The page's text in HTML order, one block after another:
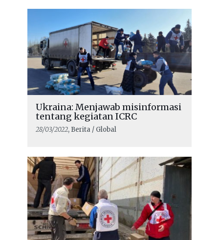
Ukraina: Menjawab misinformasi
tentang kegiatan ICRC
28/03/2022, Berita / Global